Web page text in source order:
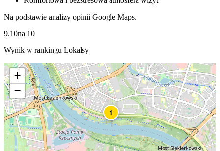
Na podstawie analizy opinii Google Maps.
9.10na 10
Wynik w rankingu Lokalsy
1
+
−